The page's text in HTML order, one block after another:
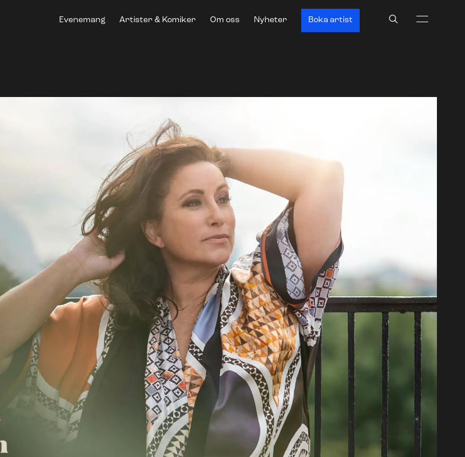
Evenemang Artister & Komiker Om oss Nyheter Boka artist